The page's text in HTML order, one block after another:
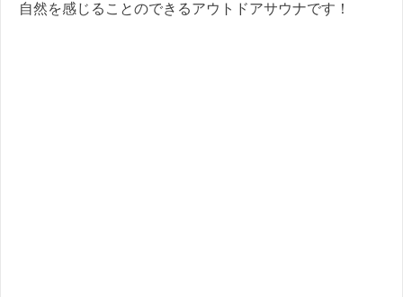
自然を感じることのできるアウトドアサウナです！